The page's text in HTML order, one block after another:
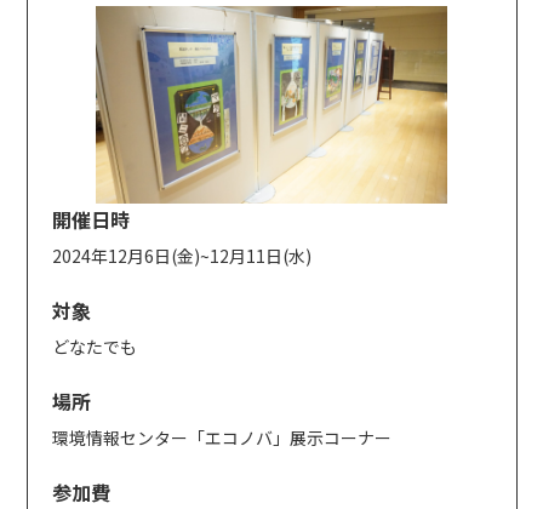
開催日時
2024年12月6日(金)~12月11日(水)
対象
どなたでも
場所
環境情報センター「エコノバ」展示コーナー
参加費